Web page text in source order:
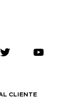
Deporte
CLIENTE